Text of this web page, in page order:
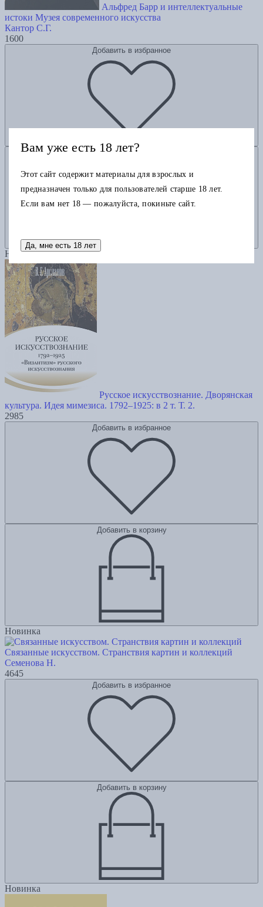
Альфред Барр и интеллектуальные
истоки Музея современного искусства
Кантор С.Г.
1600
Добавить в избранное
Добавить в корзину
Новинка
Русское искусствознание. Дворянская
культура. Идея мимезиса. 1792–1925: в 2 т. Т. 2.
2985
Добавить в избранное
Добавить в корзину
Новинка
Связанные искусством. Странствия картин и коллекций
Семенова Н.
4645
Добавить в избранное
Добавить в корзину
Новинка
Вам уже есть 18 лет?
Этот сайт содержит материалы для взрослых и
предназначен только для пользователей старше 18 лет.
Если вам нет 18 — пожалуйста, покиньте сайт.
Да, мне есть 18 лет